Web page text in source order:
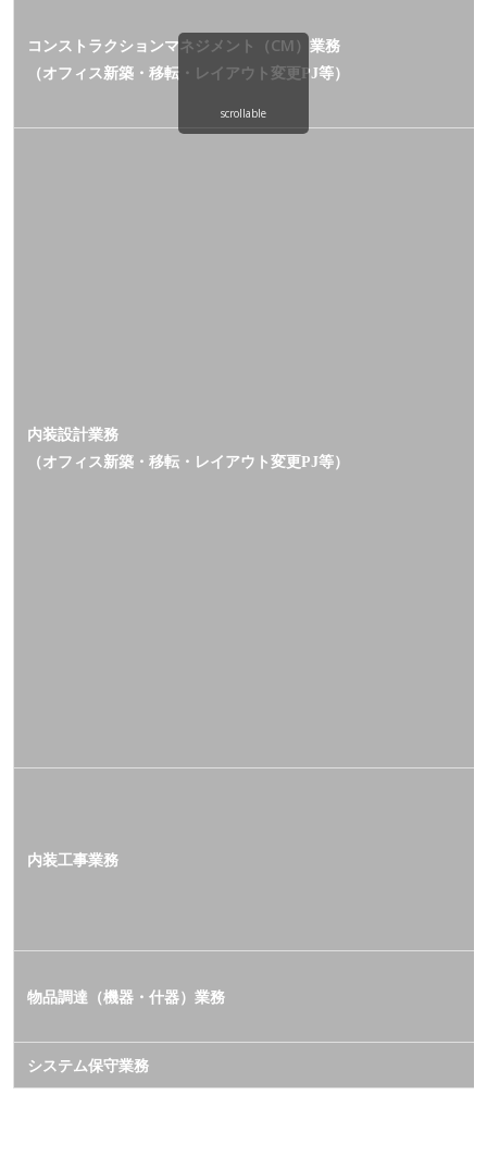
コンストラクションマネジメント（CM）業務
（オフィス新築・移転・レイアウト変更PJ等）
内装設計業務
（オフィス新築・移転・レイアウト変更PJ等）
内装工事業務
物品調達（機器・什器）業務
システム保守業務
scrollable